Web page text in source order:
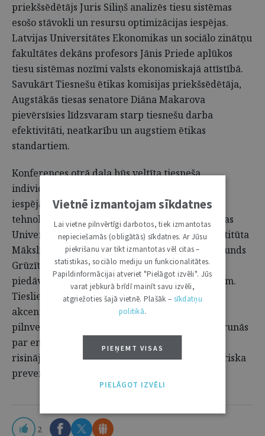
priekšsēdētājs Juris Siliņš analizēs tiesu sistēmas
esošo stāvokli un resursu optimizācijas iespējas.
Latvijas Universitātes Ekonomikas un sociālo zinātņu
fakultātes dekāns profesors Jānis Priede aplūkos
tiesu sistēmas nozīmi valsts ekonomiskajā attīstībā.
Savukārt Tiesnešu ētikas komisijas priekšsēdētāja,
Augstākās tiesas senatore Diāna Makarova
pievērsīsies līdzsvaram starp tiesnešu darba
efektivitāti, neatkarību un augstiem ētikas
standartiem.
Konferences otrā daļa būs veltīta tiesneša
individuālā darba efektivitātes veicināšanas
iespējām, īpašu uzmanību pievēršot jaunajām
tehnoloģijām un personīgajai izaugsmei. Latvijas
Universitātes Matemātikas un informātikas institūta
Mākslīgā intelekta laboratorijas vadītājs Normunds
Grūzītis iepazīstinās ar mākslīgā intelekta
piedāvātajām iespējām tiesnešu darba atbalstam.
Tieslietu akadēmijas direktore Laila Jurcēna
akcentēs tiesnešu mācību un profesionālās
pilnveides nozīmi, bet psiholoģe Elīna Zelčāne runās
par emocionālās noturības nozīmi, piedāvājot
risinājumus stresa mazināšanai un izdegšanas riska
prevencijai.
2
Vietnē izmantojam sīkdatnes
Lai vietne pilnvērtīgi darbotos, tiek izmantotas
nepieciešamās (obligātās) sīkdatnes. Ar Jūsu
piekrišanu var tikt izmantotas vēl citas –
statistikas, sociālo mediju un funkcionalitātes.
Papildinformācijai atveriet "Pielāgot izvēli". Jūs
varat jebkurā brīdī mainīt savu izvēli,
atgriežoties šajā vietnē. Plašāk – sīkdatņu
politikā.
PIEŅEMT VISAS
PIELĀGOT IZVĒLI